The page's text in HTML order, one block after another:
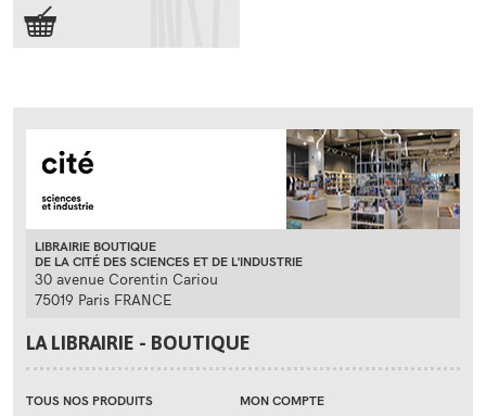
LIBRAIRIE BOUTIQUE
DE LA CITÉ DES SCIENCES ET DE L'INDUSTRIE
30 avenue Corentin Cariou
75019 Paris FRANCE
LA LIBRAIRIE - BOUTIQUE
TOUS NOS PRODUITS MON COMPTE